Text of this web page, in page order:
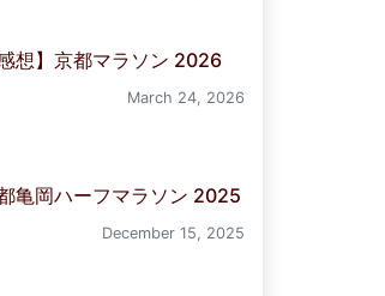
感想】京都マラソン 2026
March 24, 2026
亀岡ハーフマラソン 2025
December 15, 2025